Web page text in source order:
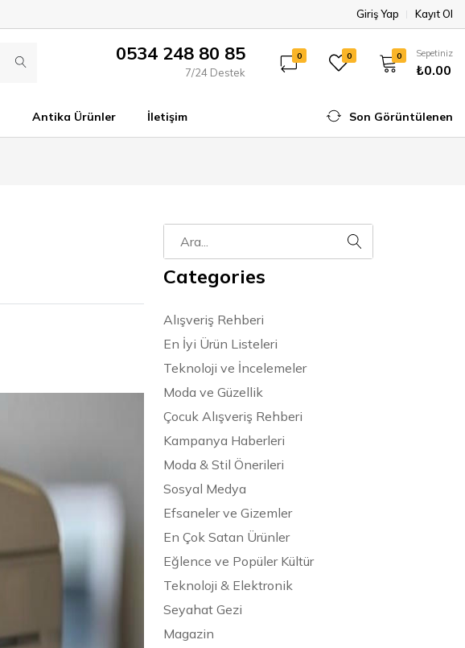
Giriş Yap Kayıt Ol
0534 248 80 85
7/24 Destek
0 0 0 Sepetiniz
₺0.00
Antika Ürünler İletişim Son Görüntülenen
Categories
Alışveriş Rehberi
En İyi Ürün Listeleri
Teknoloji ve İncelemeler
Moda ve Güzellik
Çocuk Alışveriş Rehberi
Kampanya Haberleri
Moda & Stil Önerileri
Sosyal Medya
Efsaneler ve Gizemler
En Çok Satan Ürünler
Eğlence ve Popüler Kültür
Teknoloji & Elektronik
Seyahat Gezi
Magazin